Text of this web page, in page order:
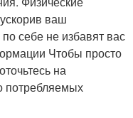
ваш
себе не избавят вас
Чтобы просто
на
потребляемых